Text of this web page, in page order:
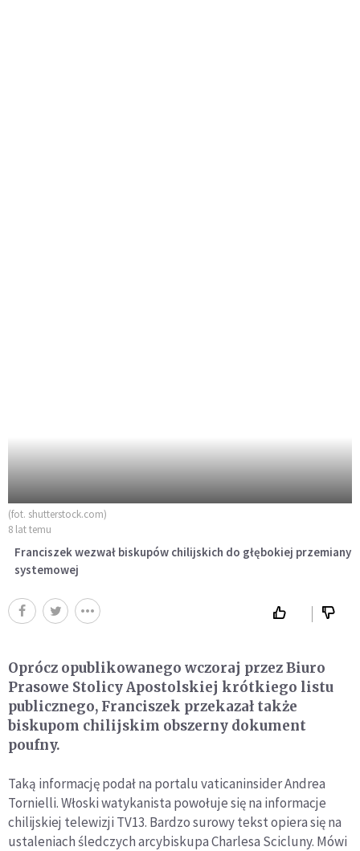
(fot. shutterstock.com)
8 lat temu
Franciszek wezwał biskupów chilijskich do głębokiej przemiany
systemowej
Oprócz opublikowanego wczoraj przez Biuro
Prasowe Stolicy Apostolskiej krótkiego listu
publicznego, Franciszek przekazał także
biskupom chilijskim obszerny dokument
poufny.
Taką informację podał na portalu vaticaninsider Andrea
Tornielli. Włoski watykanista powołuje się na informacje
chilijskiej telewizji TV13. Bardzo surowy tekst opiera się na
ustaleniach śledczych arcybiskupa Charlesa Scicluny. Mówi